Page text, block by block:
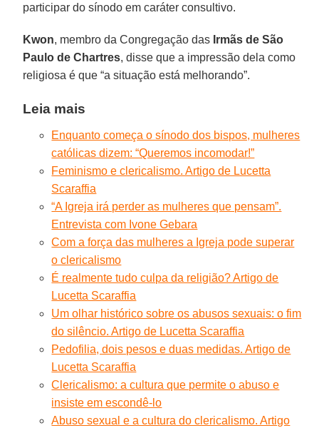
participar do sínodo em caráter consultivo.
Kwon, membro da Congregação das Irmãs de São
Paulo de Chartres, disse que a impressão dela como
religiosa é que “a situação está melhorando”.
Leia mais
Enquanto começa o sínodo dos bispos, mulheres
católicas dizem: “Queremos incomodar!”
Feminismo e clericalismo. Artigo de Lucetta
Scaraffia
“A Igreja irá perder as mulheres que pensam”.
Entrevista com Ivone Gebara
Com a força das mulheres a Igreja pode superar
o clericalismo
É realmente tudo culpa da religião? Artigo de
Lucetta Scaraffia
Um olhar histórico sobre os abusos sexuais: o fim
do silêncio. Artigo de Lucetta Scaraffia
Pedofilia, dois pesos e duas medidas. Artigo de
Lucetta Scaraffia
Clericalismo: a cultura que permite o abuso e
insiste em escondê-lo
Abuso sexual e a cultura do clericalismo. Artigo